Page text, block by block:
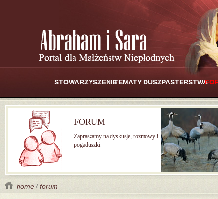
STOWARZYSZENIETEMATY DUSZPASTERSTWA
FORUM
Zapraszamy na dyskusje, rozmowy i
pogaduszki
home /forum